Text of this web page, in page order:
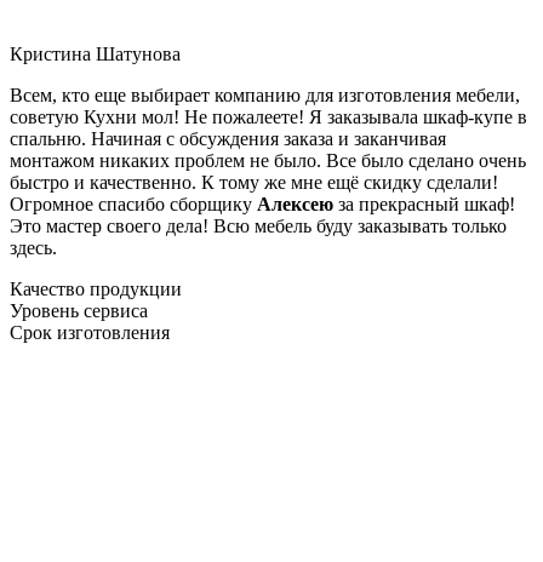
Кристина Шатунова
Всем, кто еще выбирает компанию для изготовления мебели,
советую Кухни мол! Не пожалеете! Я заказывала шкаф-купе в
спальню. Начиная с обсуждения заказа и заканчивая
монтажом никаких проблем не было. Все было сделано очень
быстро и качественно. К тому же мне ещё скидку сделали!
Огромное спасибо сборщику Алексею за прекрасный шкаф!
Это мастер своего дела! Всю мебель буду заказывать только
здесь.
Качество продукции
Уровень сервиса
Срок изготовления